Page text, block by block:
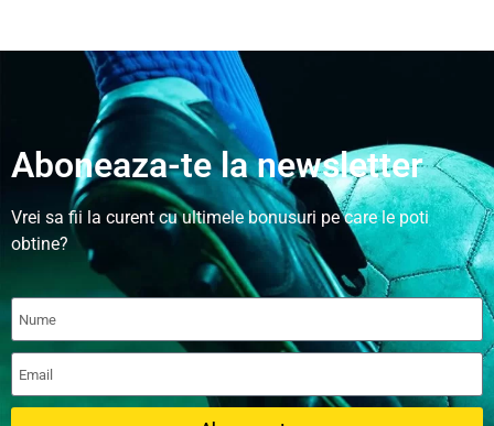
Aboneaza-te la newsletter
Vrei sa fii la curent cu ultimele bonusuri pe care le poti
obtine?